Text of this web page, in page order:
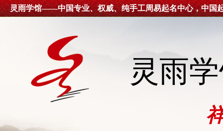
灵雨学馆——中国专业、权威、纯手工周易起名中心，中国
灵雨